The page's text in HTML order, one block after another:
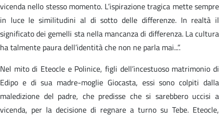
vicenda nello stesso momento. L’ispirazione tragica mette sempre
in luce le similitudini al di sotto delle differenze. In realtà il
significato dei gemelli sta nella mancanza di differenza. La cultura
ha talmente paura dell’identità che non ne parla mai...”.
Nel mito di Eteocle e Polinice, figli dell’incestuoso matrimonio di
Edipo e di sua madre-moglie Giocasta, essi sono colpiti dalla
maledizione del padre, che predisse che si sarebbero uccisi a
vicenda, per la decisione di regnare a turno su Tebe. Eteocle,